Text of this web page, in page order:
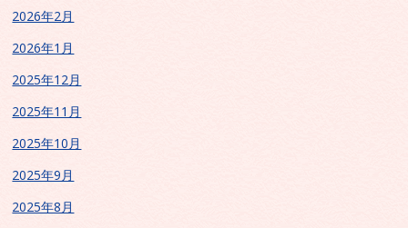
2026年2月
2026年1月
2025年12月
2025年11月
2025年10月
2025年9月
2025年8月